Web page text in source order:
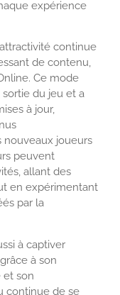
expérience
continue
de contenu,
Ce mode
du jeu et a
à jour,
nouveaux joueurs
peuvent
allant des
en expérimentant
par la
à captiver
à son
et son
continue de se